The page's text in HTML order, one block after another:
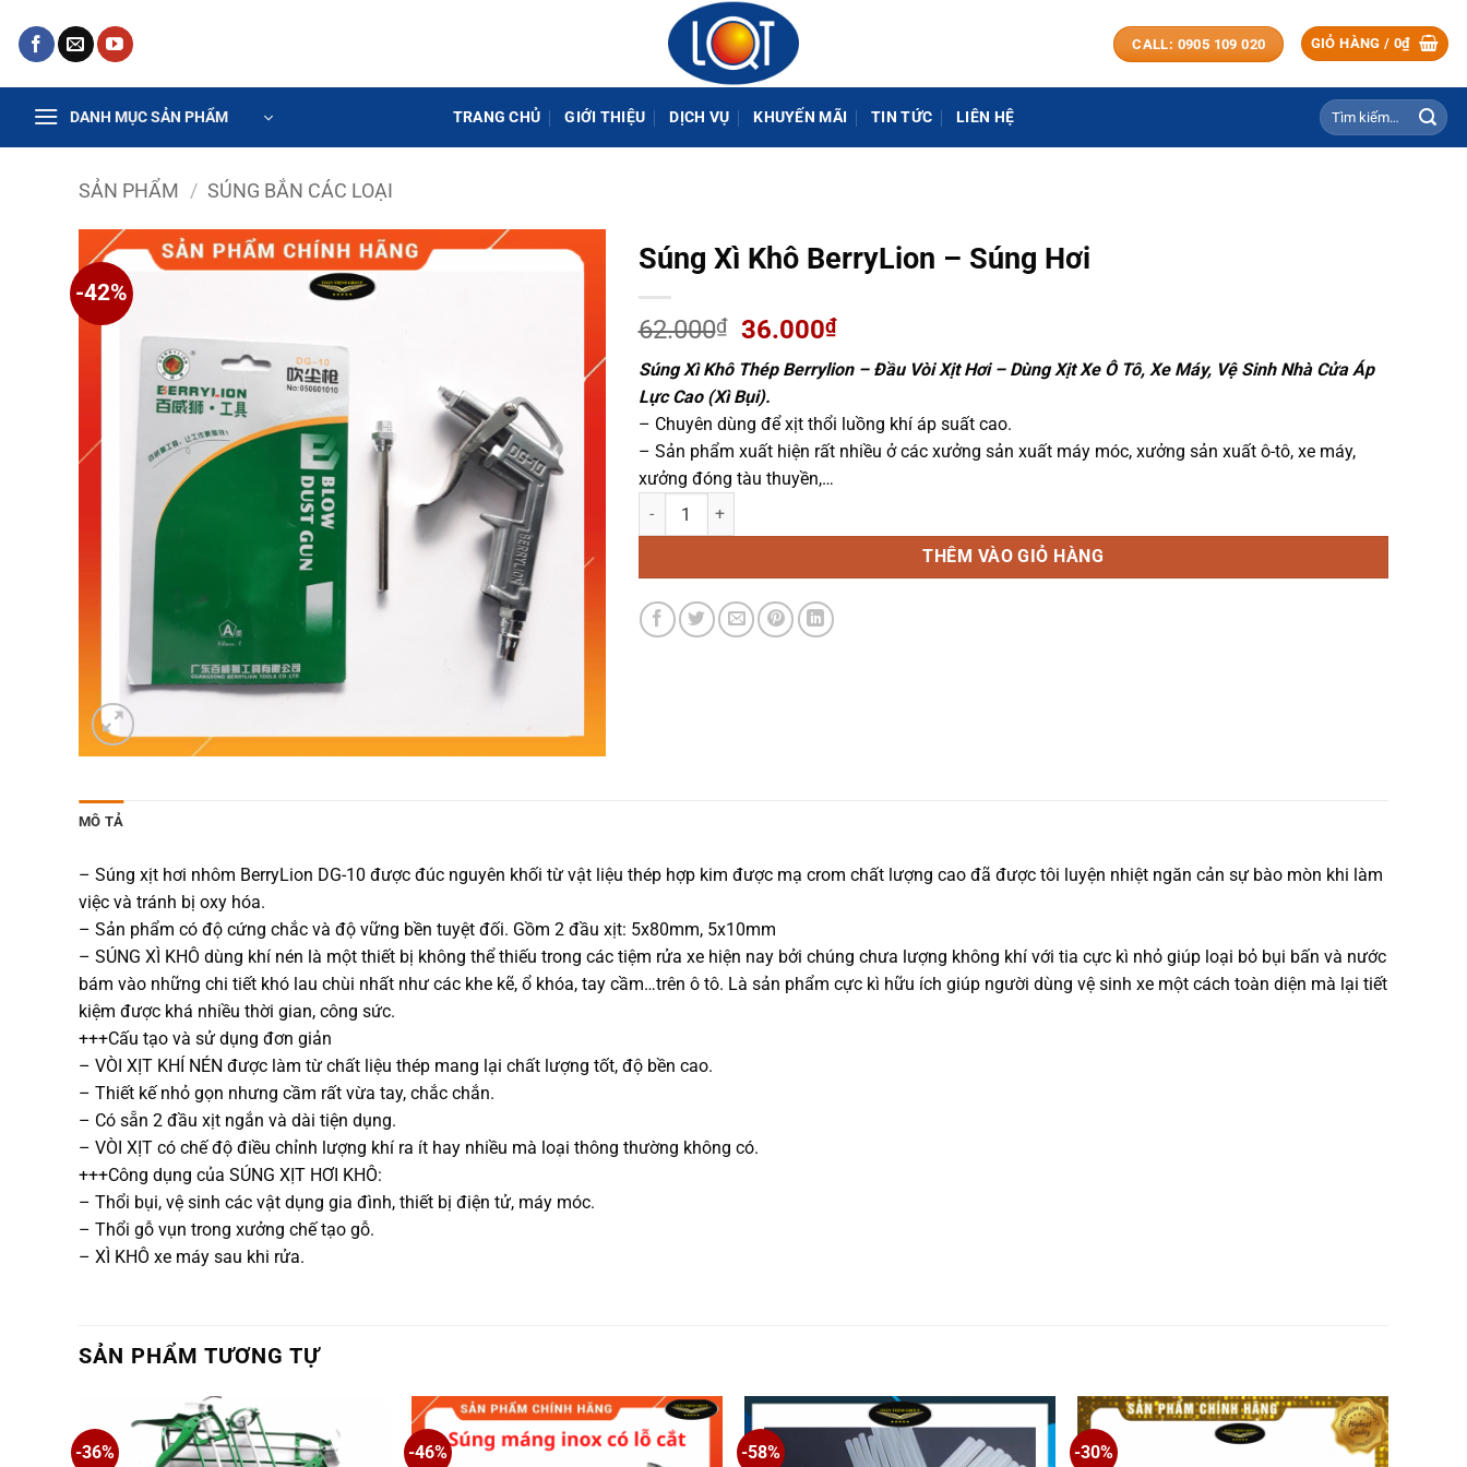
qua
dung
CALL: 0905 109 020 GIỎ HÀNG / 0₫
DANH MỤC SẢN PHẨM TRANG CHỦ GIỚI THIỆU DỊCH VỤ KHUYẾN MÃI TIN TỨC LIÊN HỆ
Tìm
kiếm:
SẢN PHẨM / SÚNG BẮN CÁC LOẠI
-42%
Súng Xì Khô BerryLion – Súng Hơi
62.000₫
Giá
gốc
là:
62.000₫.
36.000₫Giá
hiện
tại
36.000₫.
Súng Xì Khô Thép Berrylion – Đầu Vòi Xịt Hơi – Dùng Xịt Xe Ô Tô, Xe Máy, Vệ Sinh Nhà Cửa Áp
Lực Cao (Xì Bụi).
– Chuyên dùng để xịt thổi luồng khí áp suất cao.
– Sản phẩm xuất hiện rất nhiều ở các xưởng sản xuất máy móc, xưởng sản xuất ô-tô, xe máy,
xưởng đóng tàu thuyền,…
Súng Xì Khô BerryLion - Súng Hơi số lượng
THÊM VÀO GIỎ HÀNG
MÔ TẢ
– Súng xịt hơi nhôm BerryLion DG-10 được đúc nguyên khối từ vật liệu thép hợp kim được mạ crom chất lượng cao đã được tôi luyện nhiệt ngăn cản sự bào mòn khi làm
việc và tránh bị oxy hóa.
– Sản phẩm có độ cứng chắc và độ vững bền tuyệt đối. Gồm 2 đầu xịt: 5x80mm, 5x10mm
– SÚNG XÌ KHÔ dùng khí nén là một thiết bị không thể thiếu trong các tiệm rửa xe hiện nay bởi chúng chưa lượng không khí với tia cực kì nhỏ giúp loại bỏ bụi bấn và nước
bám vào những chi tiết khó lau chùi nhất như các khe kẽ, ổ khóa, tay cầm…trên ô tô. Là sản phẩm cực kì hữu ích giúp người dùng vệ sinh xe một cách toàn diện mà lại tiết
kiệm được khá nhiều thời gian, công sức.
+++Cấu tạo và sử dụng đơn giản
– VÒI XỊT KHÍ NÉN được làm từ chất liệu thép mang lại chất lượng tốt, độ bền cao.
– Thiết kế nhỏ gọn nhưng cầm rất vừa tay, chắc chắn.
– Có sẵn 2 đầu xịt ngắn và dài tiện dụng.
– VÒI XỊT có chế độ điều chỉnh lượng khí ra ít hay nhiều mà loại thông thường không có.
+++Công dụng của SÚNG XỊT HƠI KHÔ:
– Thổi bụi, vệ sinh các vật dụng gia đình, thiết bị điện tử, máy móc.
– Thổi gỗ vụn trong xưởng chế tạo gỗ.
– XÌ KHÔ xe máy sau khi rửa.
SẢN PHẨM TƯƠNG TỰ
-36% -46% -58% -30%